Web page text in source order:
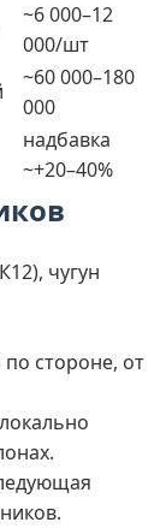
~6 000–12
000/шт
~60 000–180
000
надбавка
~+20–40%
чугун
стороне, от